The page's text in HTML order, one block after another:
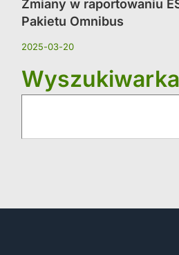
Zmiany w raportowaniu
Pakietu Omnibus
2025-03-20
Wyszukiwarka